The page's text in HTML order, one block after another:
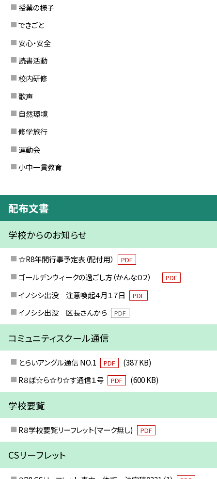
授業の様子
できごと
安心・安全
読書活動
校内研修
歌声
自然環境
修学旅行
運動会
小中一貫教育
配布文書
学校からのお知らせ
☆R8年間行事予定表（配付用） PDF
ゴールデンウィークの過ごし方（かんな０２） PDF
イノシシ出没 注意喚起４月１７日 PDF
イノシシ出没 区長さんから PDF
コミュニティスクール通信
とらいアングル通信 NO.1 PDF
(387 KB)
R８ぽ☆ら☆り☆す通信１号
PDF (600 KB)
学校要覧
R８学校要覧リーフレット(マーク無し) PDF
CSリーフレット